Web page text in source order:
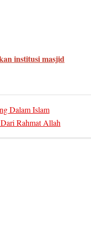
institusi masjid
Dalam Islam
Rahmat Allah